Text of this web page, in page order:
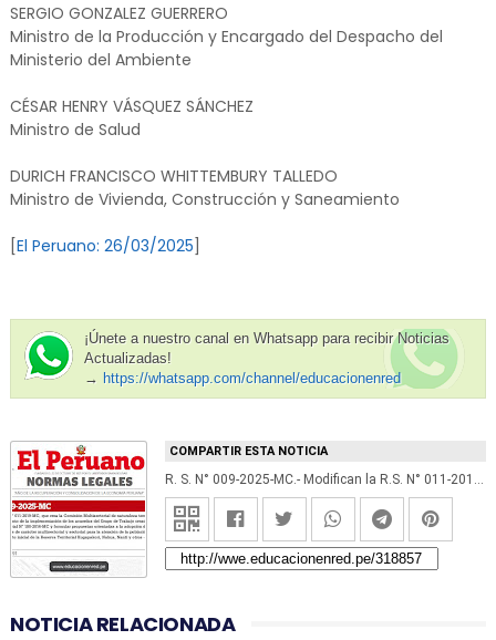
SERGIO GONZALEZ GUERRERO
Ministro de la Producción y Encargado del Despacho del
Ministerio del Ambiente
CÉSAR HENRY VÁSQUEZ SÁNCHEZ
Ministro de Salud
DURICH FRANCISCO WHITTEMBURY TALLEDO
Ministro de Vivienda, Construcción y Saneamiento
[El Peruano: 26/03/2025]
¡Únete a nuestro canal en Whatsapp para recibir Noticias
Actualizadas!
→ https://whatsapp.com/channel/educacionenred
COMPARTIR ESTA NOTICIA
NOTICIA RELACIONADA